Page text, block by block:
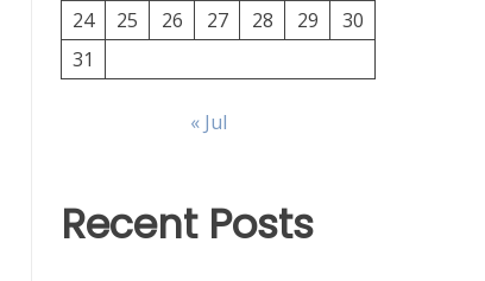
24
25 26 27 28 29
30
31
« Jul
Recent Posts